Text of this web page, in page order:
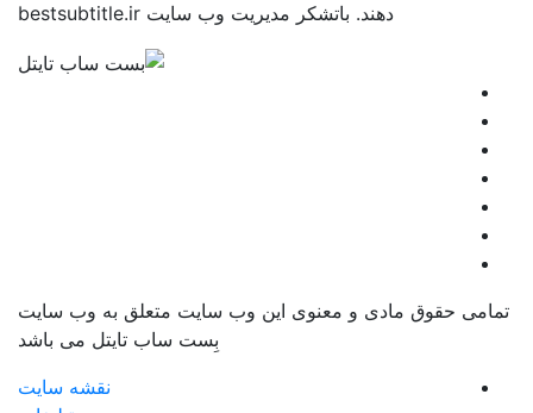
دهند. باتشکر مدیریت وب سایت bestsubtitle.ir
تمامی حقوق مادی و معنوی این وب سایت متعلق به وب سایت
بِست ساب تایتل می باشد
نقشه سایت